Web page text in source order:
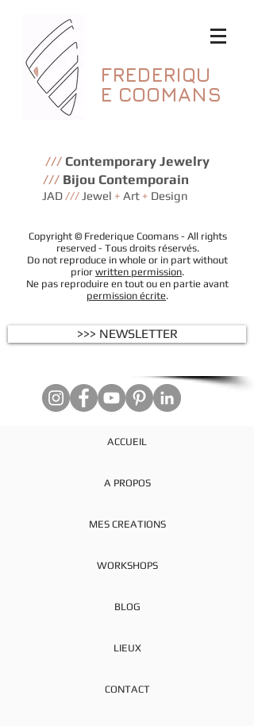
FREDERIQU
E COOMANS
/// Contemporary Jewelry
/// Bijou Contemporain
JAD /// Jewel + Art + Design
Copyright © Frederique Coomans - All rights
reserved - Tous droits réservés.
Do not reproduce in whole or in part without
prior written permission.
Ne pas reproduire en tout ou en partie avant
permission écrite.
>>> NEWSLETTER
ACCUEIL
A PROPOS
MES CREATIONS
WORKSHOPS
BLOG
LIEUX
CONTACT